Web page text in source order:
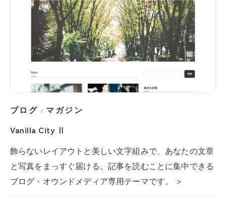
ブログ / マガジン
Vanilla City Ⅱ
飾らないレイアウトと美しい文字組みで、あなたの文章
と写真をまっすぐ届ける。記事を読むことに集中できる
ブログ・オウンドメディア専用テーマです。 ＞